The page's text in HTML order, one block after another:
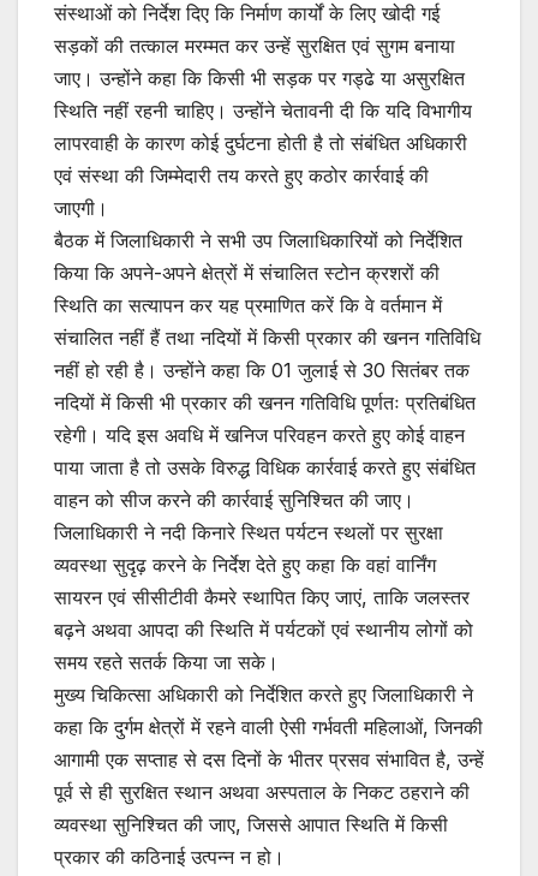
संस्थाओं को निर्देश दिए कि निर्माण कार्यों के लिए खोदी गई
सड़कों की तत्काल मरम्मत कर उन्हें सुरक्षित एवं सुगम बनाया
जाए। उन्होंने कहा कि किसी भी सड़क पर गड्ढे या असुरक्षित
स्थिति नहीं रहनी चाहिए। उन्होंने चेतावनी दी कि यदि विभागीय
लापरवाही के कारण कोई दुर्घटना होती है तो संबंधित अधिकारी
एवं संस्था की जिम्मेदारी तय करते हुए कठोर कार्रवाई की
जाएगी।
बैठक में जिलाधिकारी ने सभी उप जिलाधिकारियों को निर्देशित
किया कि अपने-अपने क्षेत्रों में संचालित स्टोन क्रशरों की
स्थिति का सत्यापन कर यह प्रमाणित करें कि वे वर्तमान में
संचालित नहीं हैं तथा नदियों में किसी प्रकार की खनन गतिविधि
नहीं हो रही है। उन्होंने कहा कि 01 जुलाई से 30 सितंबर तक
नदियों में किसी भी प्रकार की खनन गतिविधि पूर्णतः प्रतिबंधित
रहेगी। यदि इस अवधि में खनिज परिवहन करते हुए कोई वाहन
पाया जाता है तो उसके विरुद्ध विधिक कार्रवाई करते हुए संबंधित
वाहन को सीज करने की कार्रवाई सुनिश्चित की जाए।
जिलाधिकारी ने नदी किनारे स्थित पर्यटन स्थलों पर सुरक्षा
व्यवस्था सुदृढ़ करने के निर्देश देते हुए कहा कि वहां वार्निंग
सायरन एवं सीसीटीवी कैमरे स्थापित किए जाएं, ताकि जलस्तर
बढ़ने अथवा आपदा की स्थिति में पर्यटकों एवं स्थानीय लोगों को
समय रहते सतर्क किया जा सके।
मुख्य चिकित्सा अधिकारी को निर्देशित करते हुए जिलाधिकारी ने
कहा कि दुर्गम क्षेत्रों में रहने वाली ऐसी गर्भवती महिलाओं, जिनकी
आगामी एक सप्ताह से दस दिनों के भीतर प्रसव संभावित है, उन्हें
पूर्व से ही सुरक्षित स्थान अथवा अस्पताल के निकट ठहराने की
व्यवस्था सुनिश्चित की जाए, जिससे आपात स्थिति में किसी
प्रकार की कठिनाई उत्पन्न न हो।